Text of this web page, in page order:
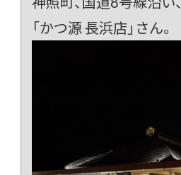
「かつ源 長浜店」さん。